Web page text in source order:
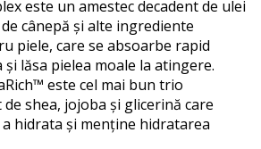
este un amestec decadent de ulei
cânepă și alte ingrediente
piele, care se absoarbe rapid
lăsa pielea moale la atingere.
este cel mai bun trio
shea, jojoba și glicerină care
hidrata și menține hidratarea